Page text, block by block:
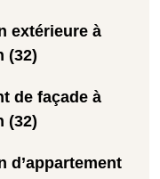
extérieure à
(32)
de façade à
(32)
d’appartement